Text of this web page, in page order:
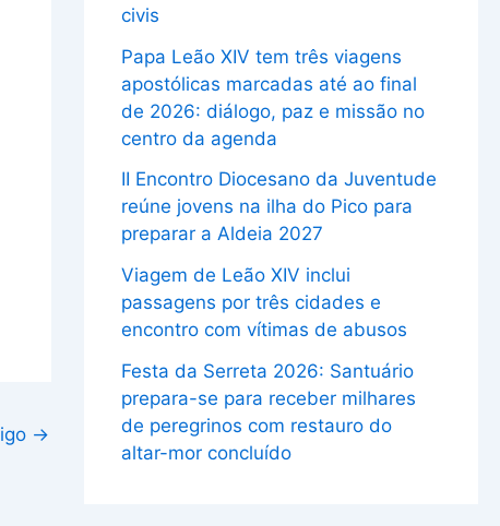
→
civis
Papa Leão XIV tem três viagens
apostólicas marcadas até ao final
de 2026: diálogo, paz e missão no
centro da agenda
II Encontro Diocesano da Juventude
reúne jovens na ilha do Pico para
preparar a Aldeia 2027
Viagem de Leão XIV inclui
passagens por três cidades e
encontro com vítimas de abusos
Festa da Serreta 2026: Santuário
prepara-se para receber milhares
de peregrinos com restauro do
altar-mor concluído